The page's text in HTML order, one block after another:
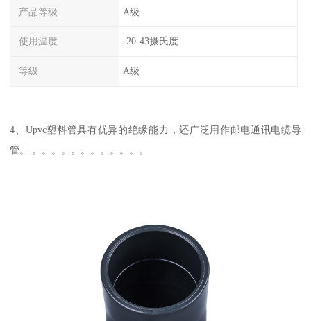
产品等级 A级
使用温度 -20-43摄氏度
等级 A级
4、Upvc塑料管具有优异的绝缘能力，还广泛用作邮电通讯电缆导
管。 。。。。。。。。。。。。